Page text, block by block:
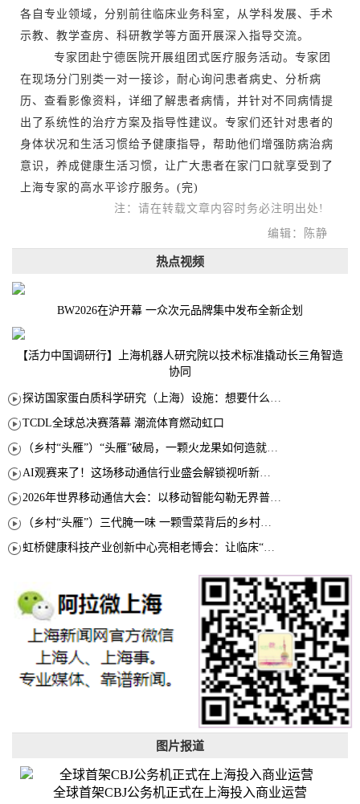
各自专业领域，分别前往临床业务科室，从学科发展、手术
示教、教学查房、科研教学等方面开展深入指导交流。
专家团赴宁德医院开展组团式医疗服务活动。专家团
在现场分门别类一对一接诊，耐心询问患者病史、分析病
历、查看影像资料，详细了解患者病情，并针对不同病情提
出了系统性的治疗方案及指导性建议。专家们还针对患者的
身体状况和生活习惯给予健康指导，帮助他们增强防病治病
意识，养成健康生活习惯，让广大患者在家门口就享受到了
上海专家的高水平诊疗服务。(完)
注：请在转载文章内容时务必注明出处!
编辑：陈静
热点视频
BW2026在沪开幕 一众次元品牌集中发布全新企划
【活力中国调研行】上海机器人研究院以技术标准撬动长三角智造
协同
探访国家蛋白质科学研究（上海）设施：想要什么蛋白 AI直接设计合成
TCDL全球总决赛落幕 潮流体育燃动虹口
（乡村“头雁”）“头雁”破局，一颗火龙果如何造就沪上乡村特色产业化路径
AI观赛来了！这场移动通信行业盛会解锁视听新玩法
2026年世界移动通信大会：以移动智能勾勒无界普惠新愿景
（乡村“头雁”）三代腌一味 一颗雪菜背后的乡村致富经
虹桥健康科技产业创新中心亮相老博会：让临床“需求”定义银发经济新生态
图片报道
全球首架CBJ公务机正式在上海投入商业运营